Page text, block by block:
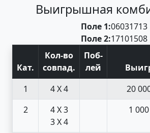
Выигрышная
Поле 1:06031713
Поле 2:17101508
Кат.
Кол-во
совпад.
Поб-
лей
1
4 X 4
20
2
4 X 3
3 X 4
1